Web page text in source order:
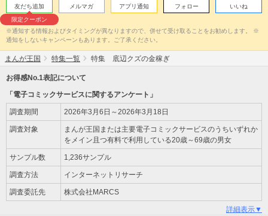
友だち追加
限定クーポン
メルマガ アプリ通知 フォロー いいね
※通知する情報およびタイミングが異なりますので、併せて受け取ることをお勧めします。 ※
通知をしないキャンペーンもあります。ご了承ください。
まんが王国 特集一覧 特集 底辺クズの金稼ぎ
お得感No.1表記について
「電子コミックサービスに関するアンケート」
調査期間 2026年3月6日～2026年3月18日
調査対象
まんが王国または主要電子コミックサービスのうちいずれか
をメイン且つ有料で利用している20歳～69歳の男女
サンプル数 1,236サンプル
調査方法 インターネットリサーチ
調査委託先 株式会社MARCS
詳細表示▼